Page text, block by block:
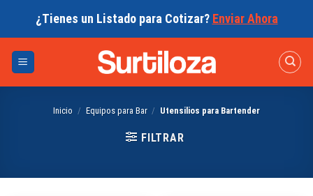
¿Tienes un Listado para Cotizar? Enviar Ahora
Inicio / Equipos para Bar / Utensilios para Bartender
FILTRAR